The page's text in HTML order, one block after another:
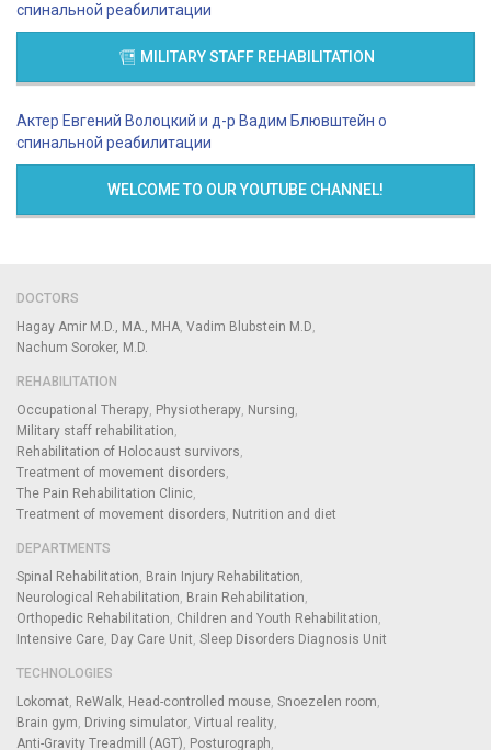
спинальной реабилитации
MILITARY STAFF REHABILITATION
Актер Евгений Волоцкий и д-р Вадим Блювштейн о
спинальной реабилитации
WELCOME TO OUR YOUTUBE CHANNEL!
DOCTORS
Hagay Amir M.D., MA., MHA Vadim Blubstein M.D
Nachum Soroker, M.D.
REHABILITATION
Occupational Therapy Physiotherapy Nursing
Military staff rehabilitation
Rehabilitation of Holocaust survivors
Treatment of movement disorders
The Pain Rehabilitation Clinic
Treatment of movement disorders
Nutrition and diet
DEPARTMENTS
Spinal Rehabilitation
Brain Injury Rehabilitation
Neurological Rehabilitation
Brain Rehabilitation
Orthopedic Rehabilitation Children and Youth Rehabilitation
Intensive Care Day Care Unit Sleep Disorders Diagnosis Unit
TECHNOLOGIES
Lokomat
ReWalk Head-controlled mouse Snoezelen room
Brain gym
Driving simulator Virtual reality
Anti-Gravity Treadmill (AGT)
Posturograph